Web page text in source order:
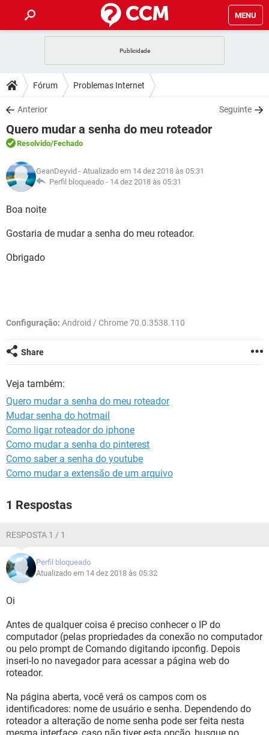
MENU
CELULAR FACEBOOK
OUTLOOK
INSTAGRAM GMAIL
GUIA DE COMPRAS
DICAS
JOGOS WHATSAPP
OUTLOOK
INSTAGRAM
GUIA DE COMPRAS
DOWNLOADS
JOGOS WHATSAPP
CELULAR
OUTLOOK EXCEL
INSTAGRAM
GUIA DE COMPRAS
FÓRUM
JOGOS
CELULAR FACEBOOK
GLOSSÁRIO
JOGOS
CELULAR
OUTLOOK EXCEL
INSTAGRAM
Fórum Problemas Internet
Anterior Seguinte
Quero mudar a senha do meu roteador
Resolvido/Fechado
GeanDeyvid - Atualizado em 14 dez 2018 às 05:31
Perfil bloqueado - 14 dez 2018 às 05:31
Boa noite
Gostaria de mudar a senha do meu roteador.
Obrigado
Configuração: Android / Chrome 70.0.3538.110
Share
Veja também:
Quero mudar a senha do meu roteador
Mudar senha do hotmail
Como ligar roteador do iphone
Como mudar a senha do pinterest
Como saber a senha do youtube
Como mudar a extensão de um arquivo
1 Respostas
RESPOSTA 1 / 1
Perfil bloqueado
Atualizado em 14 dez 2018 às 05:32
Oi
Antes de qualquer coisa é preciso conhecer o IP do
computador (pelas propriedades da conexão no computador
ou pelo prompt de Comando digitando ipconfig. Depois
inseri-lo no navegador para acessar a página web do
roteador.
Na página aberta, você verá os campos com os
identificadores: nome de usuário e senha. Dependendo do
roteador a alteração de nome senha pode ser feita nesta